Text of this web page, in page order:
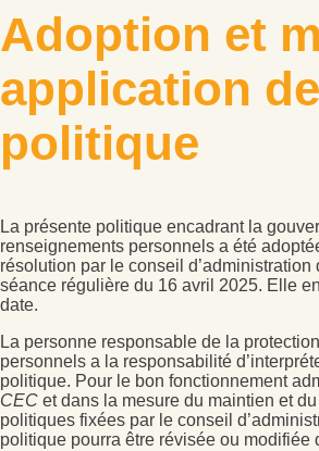
Adoption et
application
politique
La présente politique encadrant la
renseignements personnels a été
résolution par le conseil d’administration
séance régulière du 16 avril 2025. Elle
date.
La personne responsable de la
personnels a la responsabilité
politique. Pour le bon fonctionnement
CEC et dans la mesure du maintien et
politiques fixées par le conseil
politique pourra être révisée ou modifiée